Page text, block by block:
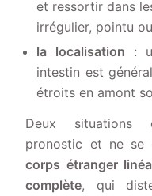
et ressortir dans
irrégulier, pointu
la localisation :
intestin est
étroits en amont
Deux situations
pronostic et ne se
corps étranger
complète, qui